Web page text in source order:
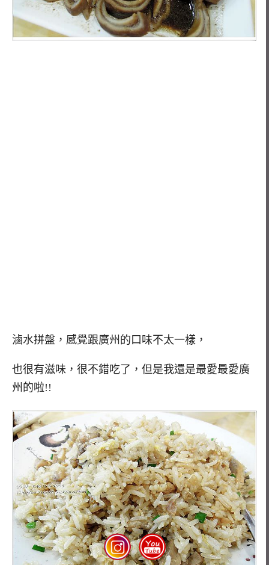
滷水拼盤，感覺跟廣州的口味不太一樣，
也很有滋味，很不錯吃了，但是我還是最愛最愛廣
州的啦!!